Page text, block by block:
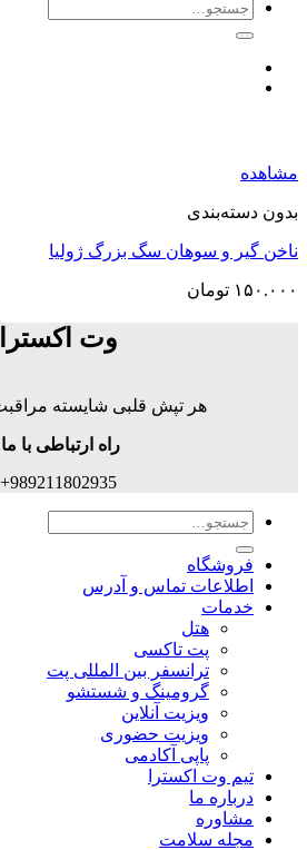
جستجو
مشاهده
بدون دسته‌بندی
ناخن گیر و سوهان سگ بزرگ ژولیا
۱۵۰.۰۰۰ تومان
وت اکسترا
هر تپش قلبی شایسته
راه ارتباطی با
989211802935+
جستجو
فروشگاه
اطلاعات تماس و آدرس
خدمات
هتل
پت تاکسی
ترانسفر بین المللی پت
گرومینگ و شستشو
ویزیت آنلاین
ویزیت حضوری
پاپی آکادمی
تیم وت اکسترا
درباره ما
مشاوره
مجله سلامت